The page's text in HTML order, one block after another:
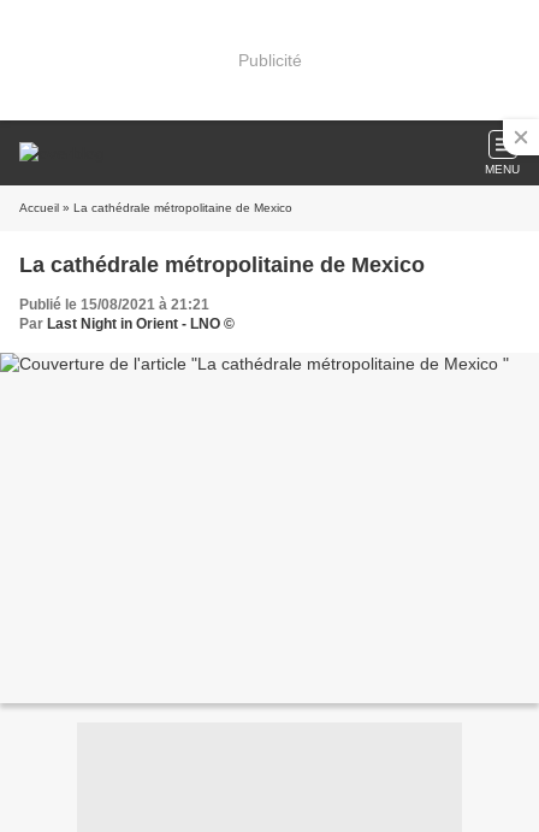
Publicité
MENU
Accueil » La cathédrale métropolitaine de Mexico
La cathédrale métropolitaine de Mexico
Publié le 15/08/2021 à 21:21
Par Last Night in Orient - LNO ©